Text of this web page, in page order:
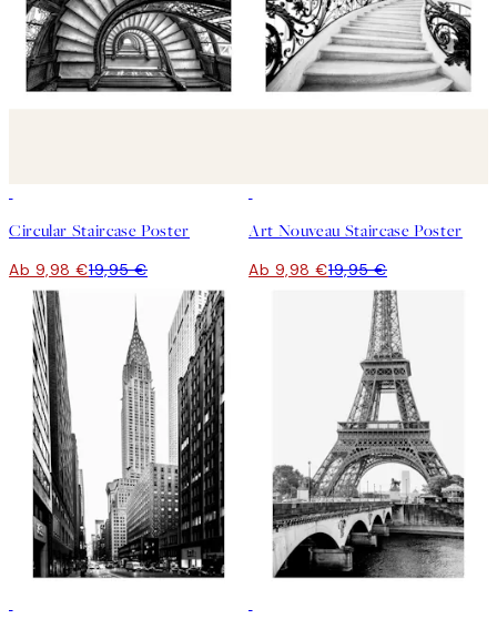
Circular Staircase Poster
Ab 9,98 €19,95 €
Art Nouveau Staircase Poster
Ab 9,98 €19,95 €